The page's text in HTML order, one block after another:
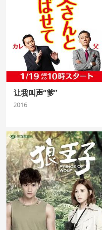
让我叫声“爹”
2016